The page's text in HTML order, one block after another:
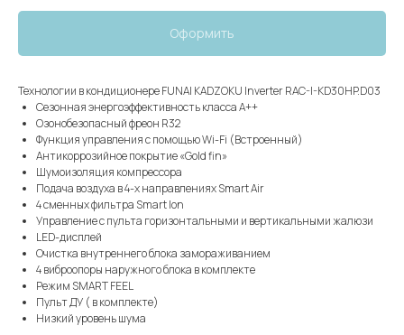
Оформить
Технологии в кондиционере FUNAI KADZOKU Inverter RAC-I-KD30HP.D03
Сезонная энергоэффективность класса А++
Озонобезопасный фреон R32
Функция управления с помощью Wi-Fi (Встроенный)
Антикоррозийное покрытие «Gold fin»
Шумоизоляция компрессора
Подача воздуха в 4-х направлениях Smart Air
4 сменных фильтра Smart Ion
Управление с пульта горизонтальными и вертикальными жалюзи
LED-дисплей
Очистка внутреннего блока замораживанием
4 виброопоры наружного блока в комплекте
Режим SMART FEEL
Пульт ДУ ( в комплекте)
Низкий уровень шума